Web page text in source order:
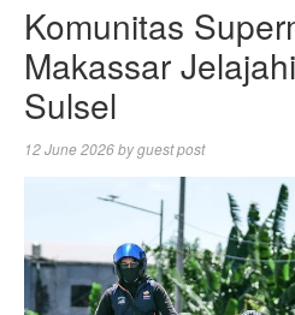
Komunitas
Makassar
Sulsel
12 June 2026byguest post